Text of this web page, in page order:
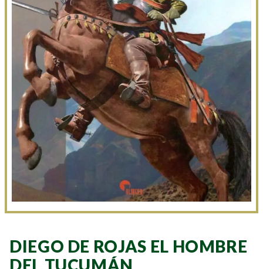
DIEGO DE ROJAS EL HOMBRE
DEL TUCUMÁN